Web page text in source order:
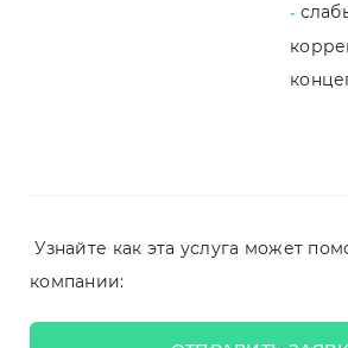
-
Узнайте как эта услуга может
компании: